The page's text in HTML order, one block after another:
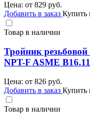
Цена: от 829 руб.
Добавить в заказ Купить
Товар в наличии
Тройник
NPT-F ASME B16.11
Цена: от 826 руб.
Добавить в заказ Купить
Товар в наличии